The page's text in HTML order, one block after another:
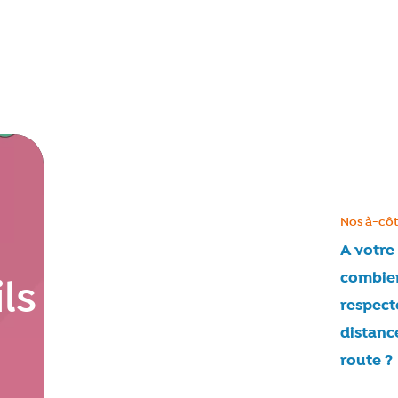
A votre
route ?
Nos à-